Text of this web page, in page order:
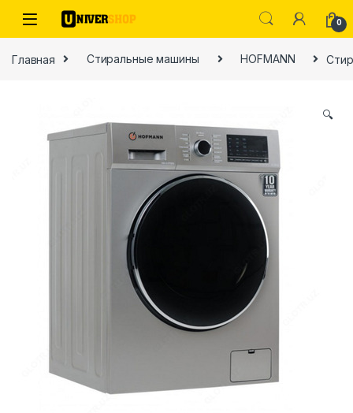
Skip to navigation
Skip to content
0
Главная Стиральные машины HOFMANN
🔍